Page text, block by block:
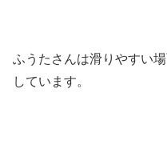
ふうたさんは滑りやすい
しています。